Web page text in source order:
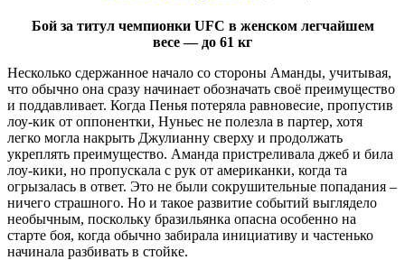
Бой за титул чемпионки UFC в женском легчайшем
весе —до 61 кг
Несколько сдержанное начало со стороны Аманды, учитывая,
что обычно она сразу начинает обозначать своё преимущество
и поддавливает. Когда Пенья потеряла равновесие, пропустив
лоу-кик от оппонентки, Нуньес не полезла в партер, хотя
легко могла накрыть Джулианну сверху и продолжать
укреплять преимущество. Аманда пристреливала джеб и била
лоу-кики, но пропускала с рук от американки, когда та
огрызалась в ответ. Это не были сокрушительные попадания –
ничего страшного. Но и такое развитие событий выглядело
необычным, поскольку бразильянка опасна особенно на
старте боя, когда обычно забирала инициативу и частенько
начинала разбивать в стойке.